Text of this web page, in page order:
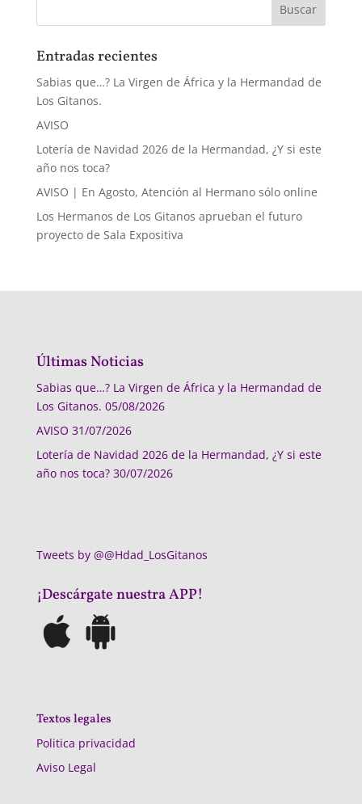
Entradas recientes
Sabias que…? La Virgen de África y la Hermandad de
Los Gitanos.
AVISO
Lotería de Navidad 2026 de la Hermandad, ¿Y si este
año nos toca?
AVISO | En Agosto, Atención al Hermano sólo online
Los Hermanos de Los Gitanos aprueban el futuro
proyecto de Sala Expositiva
Últimas Noticias
Sabias que…? La Virgen de África y la Hermandad de
Los Gitanos. 05/08/2026
AVISO 31/07/2026
Lotería de Navidad 2026 de la Hermandad, ¿Y si este
año nos toca? 30/07/2026
Tweets by @@Hdad_LosGitanos
¡Descárgate nuestra APP!
Textos legales
Politica privacidad
Aviso Legal